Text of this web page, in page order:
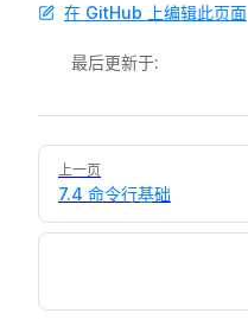
在 GitHub 上编辑此页面
最后更新于:
Pager
上一页
7.4 命令行基础